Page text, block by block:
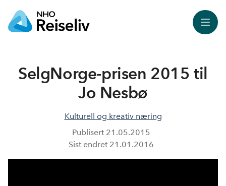
Meny
SelgNorge-prisen 2015 til
Jo Nesbø
Kulturell og kreativ næring
Publisert 21.05.2015
Sist endret 21.01.2016